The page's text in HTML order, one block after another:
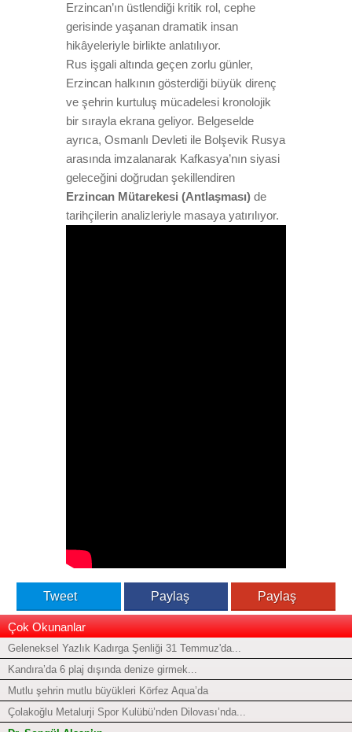
Erzincan’ın üstlendiği kritik rol, cephe
gerisinde yaşanan dramatik insan
hikâyeleriyle birlikte anlatılıyor.
Rus işgali altında geçen zorlu günler,
Erzincan halkının gösterdiği büyük direnç
ve şehrin kurtuluş mücadelesi kronolojik
bir sırayla ekrana geliyor. Belgeselde
ayrıca, Osmanlı Devleti ile Bolşevik Rusya
arasında imzalanarak Kafkasya’nın siyasi
geleceğini doğrudan şekillendiren
Erzincan Mütarekesi (Antlaşması) de
tarihçilerin analizleriyle masaya yatırılıyor.
Tweet Paylaş Paylaş
Çok Okunanlar
Geleneksel Yazlık Kadırga Şenliği 31 Temmuz'da...
Kandıra’da 6 plaj dışında denize girmek...
Mutlu şehrin mutlu büyükleri Körfez Aqua’da
Çolakoğlu Metalurji Spor Kulübü’nden Dilovası’nda...